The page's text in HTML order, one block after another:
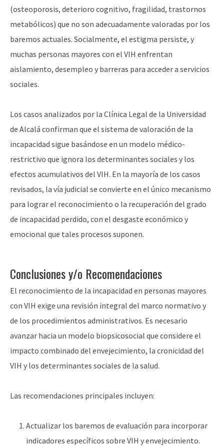
(osteoporosis, deterioro cognitivo, fragilidad, trastornos
metabólicos) que no son adecuadamente valoradas por los
baremos actuales. Socialmente, el estigma persiste, y
muchas personas mayores con el VIH enfrentan
aislamiento, desempleo y barreras para acceder a servicios
sociales.
Los casos analizados por la Clínica Legal de la Universidad
de Alcalá confirman que el sistema de valoración de la
incapacidad sigue basándose en un modelo médico-
restrictivo que ignora los determinantes sociales y los
efectos acumulativos del VIH. En la mayoría de los casos
revisados, la vía judicial se convierte en el único mecanismo
para lograr el reconocimiento o la recuperación del grado
de incapacidad perdido, con el desgaste económico y
emocional que tales procesos suponen.
Conclusiones y/o Recomendaciones
El reconocimiento de la incapacidad en personas mayores
con VIH exige una revisión integral del marco normativo y
de los procedimientos administrativos. Es necesario
avanzar hacia un modelo biopsicosocial que considere el
impacto combinado del envejecimiento, la cronicidad del
VIH y los determinantes sociales de la salud.
Las recomendaciones principales incluyen:
Actualizar los baremos de evaluación para incorporar
indicadores específicos sobre VIH y envejecimiento.